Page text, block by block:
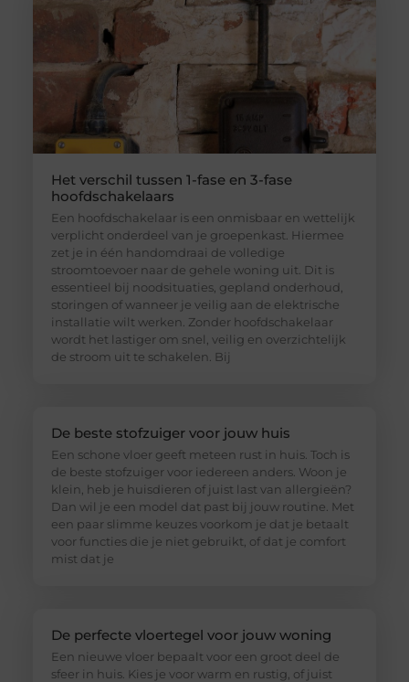
Het verschil tussen 1-fase en 3-fase
hoofdschakelaars
Een hoofdschakelaar is een onmisbaar en wettelijk
verplicht onderdeel van je groepenkast. Hiermee
zet je in één handomdraai de volledige
stroomtoevoer naar de gehele woning uit. Dit is
essentieel bij noodsituaties, gepland onderhoud,
storingen of wanneer je veilig aan de elektrische
installatie wilt werken. Zonder hoofdschakelaar
wordt het lastiger om snel, veilig en overzichtelijk
de stroom uit te schakelen. Bij
De beste stofzuiger voor jouw huis
Een schone vloer geeft meteen rust in huis. Toch is
de beste stofzuiger voor iedereen anders. Woon je
klein, heb je huisdieren of juist last van allergieën?
Dan wil je een model dat past bij jouw routine. Met
een paar slimme keuzes voorkom je dat je betaalt
voor functies die je niet gebruikt, of dat je comfort
mist dat je
De perfecte vloertegel voor jouw woning
Een nieuwe vloer bepaalt voor een groot deel de
sfeer in huis. Kies je voor warm en rustig, of juist